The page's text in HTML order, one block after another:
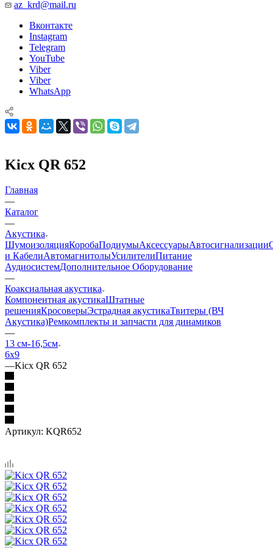
az_krd@mail.ru
Вконтакте
Instagram
Telegram
YouTube
Viber
Viber
WhatsApp
Kicx QR 652
Главная
—
Каталог
—
Акустика
ШумоизоляцияКоробаПодиумыАксессуарыАвтосигнализации
и КабелиАвтомагнитолыУсилителиПитание
АудиосистемДополнительное Оборудование
—
Коаксиальная акустика
Компонентная акустикаШтатные
решенияКросоверыЭстрадная акустикаТвитеры (ВЧ
Акустика)Ремкомплекты и запчасти для динамиков
—
13 см-16,5см
6х9
—Kicx QR 652
Артикул: KQR652